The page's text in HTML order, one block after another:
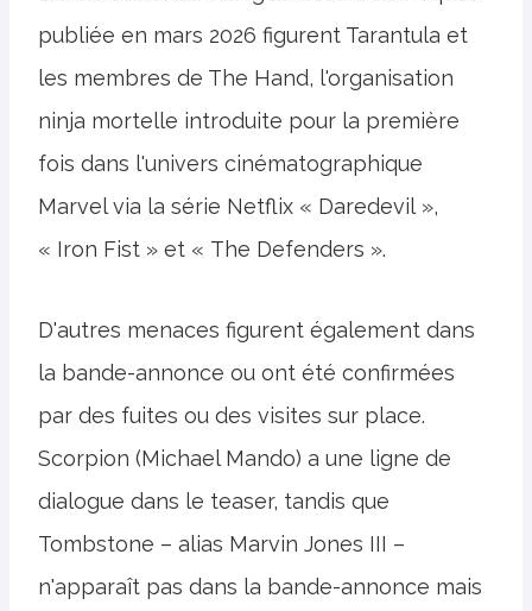
publiée en mars 2026 figurent Tarantula et
les membres de The Hand, l'organisation
ninja mortelle introduite pour la première
fois dans l'univers cinématographique
Marvel via la série Netflix « Daredevil »,
« Iron Fist » et « The Defenders ».
D'autres menaces figurent également dans
la bande-annonce ou ont été confirmées
par des fuites ou des visites sur place.
Scorpion (Michael Mando) a une ligne de
dialogue dans le teaser, tandis que
Tombstone – alias Marvin Jones III –
n'apparaît pas dans la bande-annonce mais